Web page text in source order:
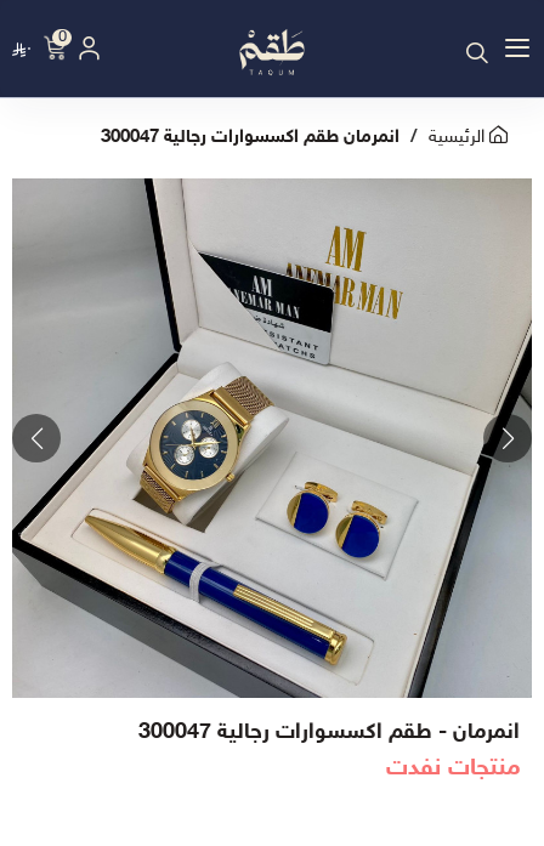
0 ٠
الرئيسية انمرمان طقم اكسسوارات رجالية 300047
انمرمان - طقم اكسسوارات رجالية 300047
منتجات نفدت